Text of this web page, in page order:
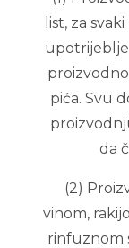
list, za
pića. Svu
da
(2)
vinom,
rinfuznom